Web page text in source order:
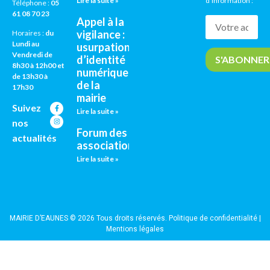
Téléphone : 05
61 08 70 23
Horaires : du
Lundi au
Vendredi de
8h30 à 12h00 et
de 13h30 à
17h30
Suivez
nos
actualités
Appel à la
vigilance :
usurpation
d’identité
numérique
de la
mairie
Lire la suite »
Forum des
associations
Lire la suite »
MAIRIE D’EAUNES © 2026 Tous droits réservés. Politique de confidentialité|
Mentions légales